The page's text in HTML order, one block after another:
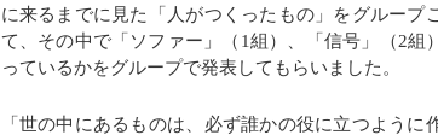
に来るまでに見た「人がつくったもの」をグループ
て、その中で「ソファー」（1組）、「信号」（2組
っているかをグループで発表してもらいました。
「世の中にあるものは、必ず誰かの役に立つよう